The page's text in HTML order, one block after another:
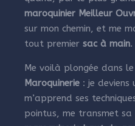
maroquinier Meilleur
sur mon chemin, et me
tout premier sac à main.
Me voilà plongée dans
Maroquinerie : je deviens
m’apprend ses
pointus, me transmet